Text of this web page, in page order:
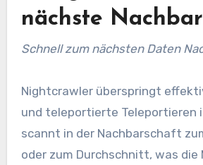
nächste Nachbar
Schnell zum nächsten Daten
Nightcrawler überspringt
und teleportierte Teleportieren
scannt in der Nachbarschaft
oder zum Durchschnitt, was die